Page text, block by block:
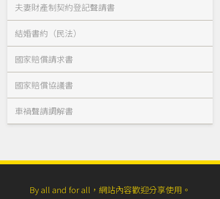
夫妻財產制契約登記聲請書
結婚書約（民法）
國家賠償請求書
國家賠償協議書
車禍聲請調解書
By all and for all，網站內容歡迎分享使用。